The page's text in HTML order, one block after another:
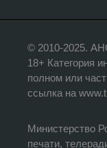
© 2010-2025.
18+ Категория
полном или
ссылка на
Министерство
печати,